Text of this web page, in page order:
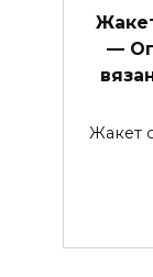
—
Жакет